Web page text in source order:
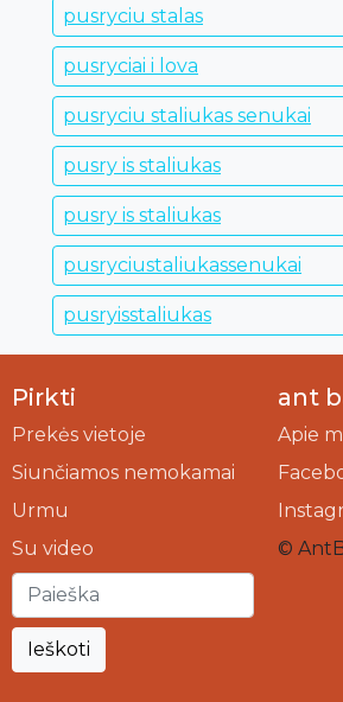
pusryciu stalas
pusryciai i lova
pusryciu staliukas senukai
pusry is staliukas
pusry is staliukas
pusryciustaliukassenukai
pusryisstaliukas
Pirkti
Prekės vietoje
Siunčiamos nemokamai
Urmu
Su video
Ieškoti
ant
Apie
©